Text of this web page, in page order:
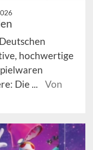
hochwertige
Die ...
Von